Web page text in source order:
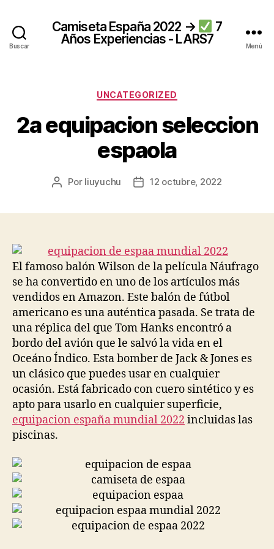
Buscar
Camiseta España 2022 →
7
Años Experiencias - LARS7
Menú
Categorías
UNCATEGORIZED
2a equipacion seleccion
espaola
Autor
Por liuyuchu
Fecha12 octubre, 2022
El famoso balón Wilson de la película Náufrago
se ha convertido en uno de los artículos más
vendidos en Amazon. Este balón de fútbol
americano es una auténtica pasada. Se trata de
una réplica del que Tom Hanks encontró a
bordo del avión que le salvó la vida en el
Oceáno Índico. Esta bomber de Jack & Jones es
un clásico que puedes usar en cualquier
ocasión. Está fabricado con cuero sintético y es
apto para usarlo en cualquier superficie,
equipacion españa mundial 2022 incluidas las
piscinas.